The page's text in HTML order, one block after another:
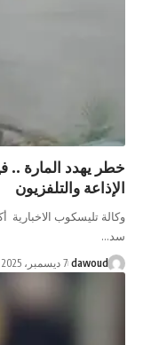
المارة .. فيديو
والتلفزيون
الاخبارية أكدت وزارة
7 ديسمبر، 2025